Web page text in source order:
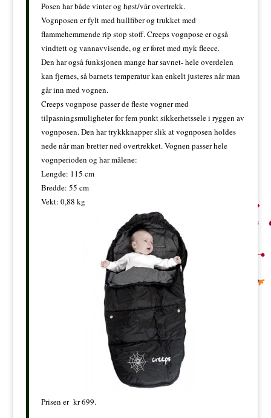
Posen har både vinter og høst/vår overtrekk.
Vognposen er fylt med hullfiber og trukket med
flammehemmende rip stop stoff. Creeps vognpose er også
vindtett og vannavvisende, og er foret med myk fleece.
Den har også funksjonen mange har savnet- hele overdelen
kan fjernes, så barnets temperatur kan enkelt justeres når man
går inn med vognen.
Creeps vognpose passer de fleste vogner med
tilpasningsmuligheter for fem punkt sikkerhetssele i ryggen av
vognposen. Den har trykkknapper slik at vognposen holdes
nede når man bretter ned overtrekket. Vognen passer hele
vognperioden og har målene:
Lengde: 115 cm
Bredde: 55 cm
Vekt: 0,88 kg
Prisen er kr 699.